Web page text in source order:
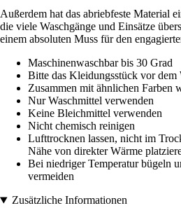
Außerdem hat das abriebfeste Material
die viele Waschgänge und Einsätze
einem absoluten Muss für den
Maschinenwaschbar bis 30 Grad
Bitte das Kleidungsstück vor dem
Zusammen mit ähnlichen Farben
Nur Waschmittel verwenden
Keine Bleichmittel verwenden
Nicht chemisch reinigen
Lufttrocknen lassen, nicht im
Nähe von direkter Wärme
Bei niedriger Temperatur bügeln
vermeiden
Zusätzliche Informationen